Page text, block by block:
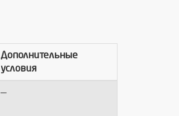
Дополнительные
условия
—